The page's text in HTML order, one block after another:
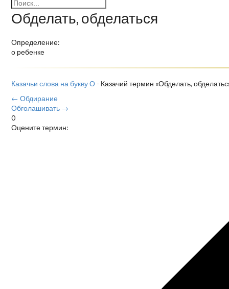
Обделать, обделаться
Определение:
о ребенке
Казачьи слова на букву О - Казачий термин «Обделать,
← Обдирание
Обголашивать →
0
Оцените термин: